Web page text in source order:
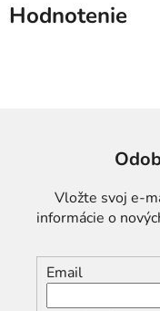
Hodnotenie
Vložte svoj e-
informácie o
Email